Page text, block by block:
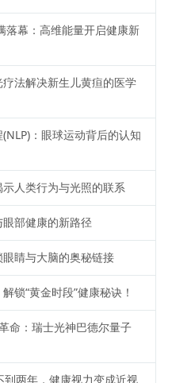
落幕：高维能量开启健康新
疗法解决新生儿黄疸的医学
：眼球运动背后的认知
人类行为与光照的联系
部健康的新路径
睛与大脑的奥秘链接
锁“黄金时段”健康秘诀！
命：瑞士光神巴德尔量子
两年，健康视力变成近视